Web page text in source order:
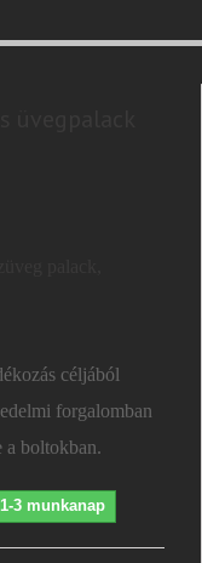
céljából
forgalomban
a boltokban.
3 munkanap